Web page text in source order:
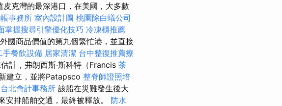
克灣的最深港口，在美國，大多數
事務所 室內設計圖 桃園除白蟻公司
掌握搜尋引擎優化技巧 冷凍櫃推薦
國商品價值的第九個繁忙港，並直接
手餐飲設備 居家清潔 台中整復推薦療
計，弗朗西斯·斯科特（Francis 茶
建立，並將Patapsco 整脊師證照培
北會計事務所 該船在災難發生後大
安排船舶交通，最終被釋放。 防水